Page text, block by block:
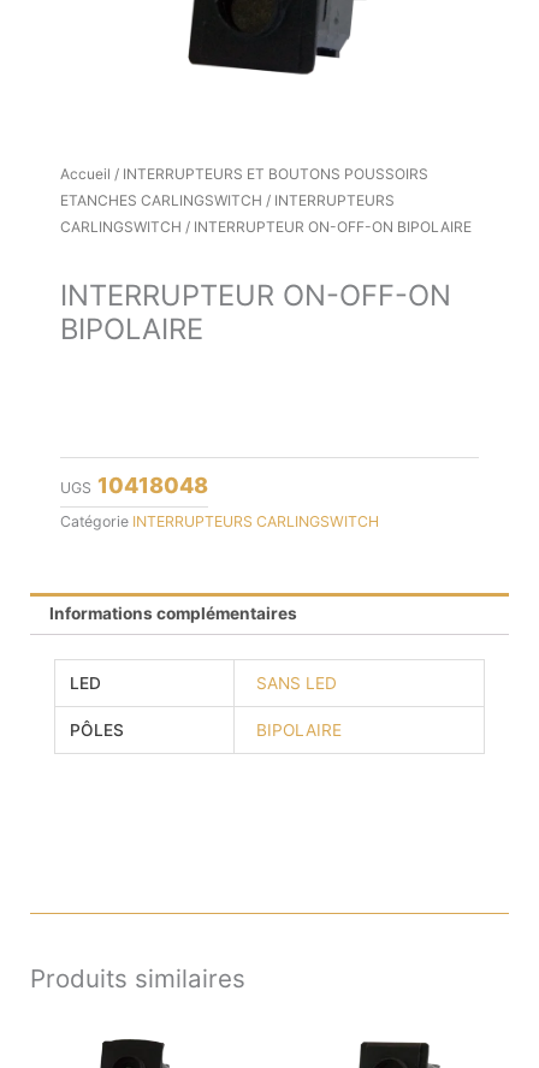
Accueil / INTERRUPTEURS ET BOUTONS POUSSOIRS
ETANCHES CARLINGSWITCH / INTERRUPTEURS
CARLINGSWITCH / INTERRUPTEUR ON-OFF-ON BIPOLAIRE
INTERRUPTEUR ON-OFF-ON
BIPOLAIRE
UGS 10418048
Catégorie INTERRUPTEURS CARLINGSWITCH
Informations complémentaires
LED SANS LED
PÔLES BIPOLAIRE
Produits similaires